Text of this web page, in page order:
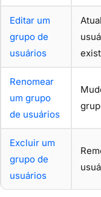
Editar um
grupo de
usuários
Renomear
um grupo
de usuários
Excluir um
grupo de
usuários